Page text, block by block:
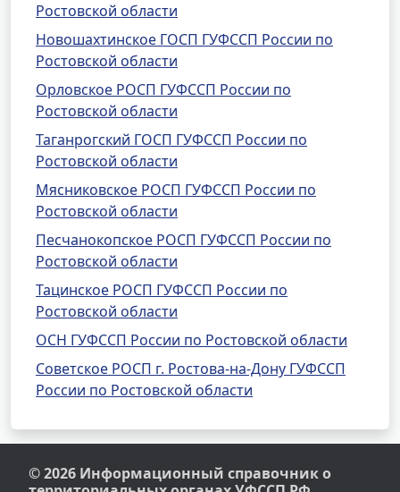
Ростовской области
Новошахтинское ГОСП ГУФССП России по
Ростовской области
Орловское РОСП ГУФССП России по
Ростовской области
Таганрогский ГОСП ГУФССП России по
Ростовской области
Мясниковское РОСП ГУФССП России по
Ростовской области
Песчанокопское РОСП ГУФССП России по
Ростовской области
Тацинское РОСП ГУФССП России по
Ростовской области
ОСН ГУФССП России по Ростовской области
Советское РОСП г. Ростова-на-Дону ГУФССП
России по Ростовской области
© 2026 Информационный справочник о